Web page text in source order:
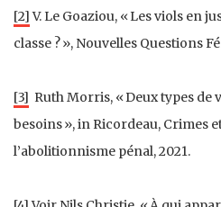
[2]V. Le Goaziou, « Les viols en
classe ? », Nouvelles Questions
[3] Ruth Morris, « Deux types de
besoins », in Ricordeau, Crimes
l’abolitionnisme pénal, 2021.